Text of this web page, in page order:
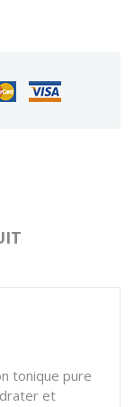
tonique pure
et